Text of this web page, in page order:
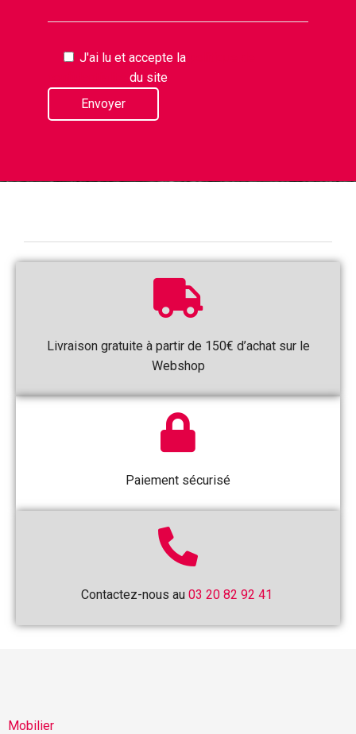
J'ai lu et accepte la
du site
Livraison gratuite à partir de 150€ d’achat sur le
Webshop
Paiement sécurisé
Contactez-nous au 03 20 82 92 41
Mobilier